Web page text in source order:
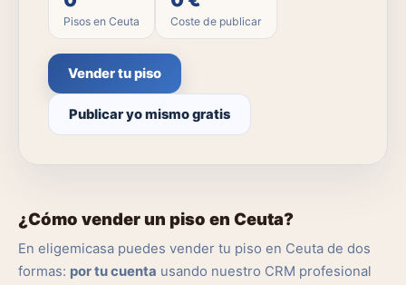
Pisos en Ceuta Coste de publicar
Vender tu piso
Publicar yo mismo gratis
¿Cómo vender un piso en Ceuta?
En eligemicasa puedes vender tu piso en Ceuta de dos
formas: por tu cuenta usando nuestro CRM profesional